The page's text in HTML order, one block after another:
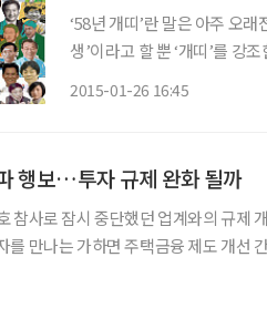
‘58년 개띠’란 말은 아주 오
생’이라고 할 뿐 ‘개띠’를 강
2015-01-26 16:45
행보…투자 규제 완화 될까
참사로 잠시 중단했던 업계와의 규제
만나는 가하면 주택금융 제도 개선